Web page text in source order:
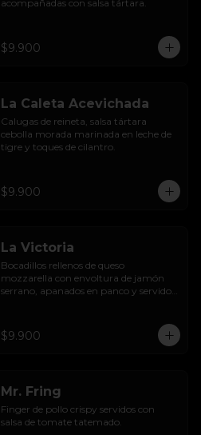
acompañadas con salsa tártara.
$9.900
La Caleta Acevichada
Calugas de reineta, salsa tártara
cebolla morada marinada en leche de
tigre y toques de cilantro.
$9.900
La Victoria
Bocadillos rellenos de queso
mozzarella con envoltura de jamón
serrano, apanados en panco y servidos
$9.900
Mr. Fring
Finger de pollo crispy servidos con
salsa de tomate tatemado.